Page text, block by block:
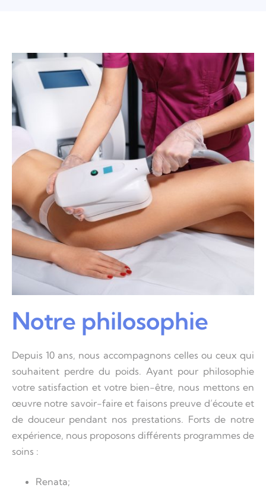
Notre philosophie
Depuis 10 ans, nous accompagnons celles ou ceux qui
souhaitent perdre du poids. Ayant pour philosophie
votre satisfaction et votre bien-être, nous mettons en
œuvre notre savoir-faire et faisons preuve d’écoute et
de douceur pendant nos prestations. Forts de notre
expérience, nous proposons différents programmes de
soins :
Renata;